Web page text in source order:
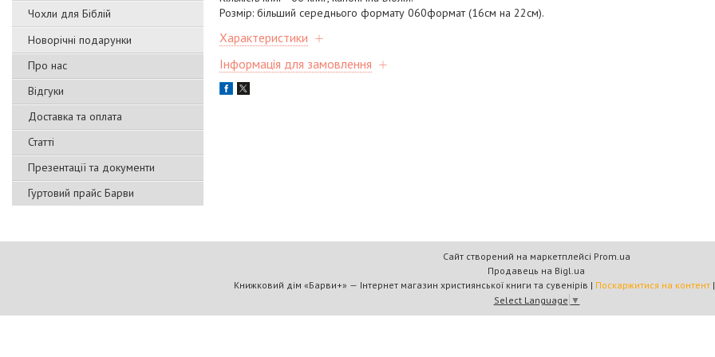
Чохли для Біблій
Новорічні подарунки
Про нас
Відгуки
Доставка та оплата
Статті
Презентації та документи
Гуртовий прайс Барви
Розмір: більший середнього формату 060формат (16см на 22см).
Характеристики
Інформація для замовлення
Сайт створений на маркетплейсі Prom.ua
Продавець на Bigl.ua
Книжковий дім «Барви+» — Інтернет магазин християнської книги та сувенірів | Поскаржитися на контент |
Select Language ▼